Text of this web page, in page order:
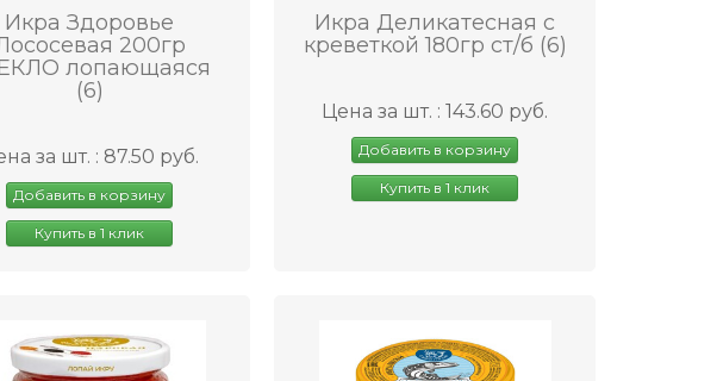
Икра Здоровье
200гр
лопающаяся
(6)
за шт. : 87.50 руб.
Добавить в корзину
Купить в 1 клик
Икра Деликатесная с
креветкой 180гр ст/б (6)
Цена за шт. : 143.60 руб.
Добавить в корзину
Купить в 1 клик